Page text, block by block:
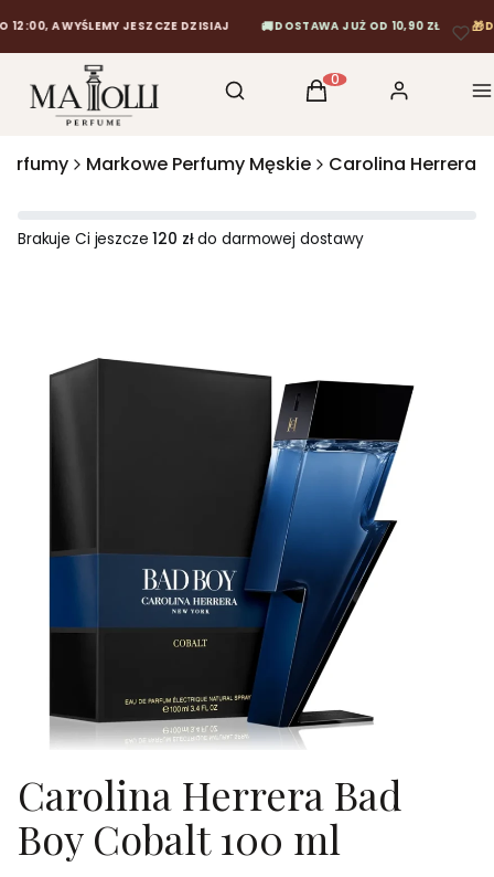
A WYŚLEMY JESZCZE DZISIAJ DOSTAWA JUŻ OD 10,90 ZŁ 🎁
Otwórz wyszukiwarkę
Szukaj Produkty w koszyku:
Koszyk Zaloguj się
Markowe Perfumy Męskie Carolina Herrera
Brakuje Ci jeszcze120 złdo darmowej dostawy
Carolina Herrera Bad
Boy Cobalt 100 ml